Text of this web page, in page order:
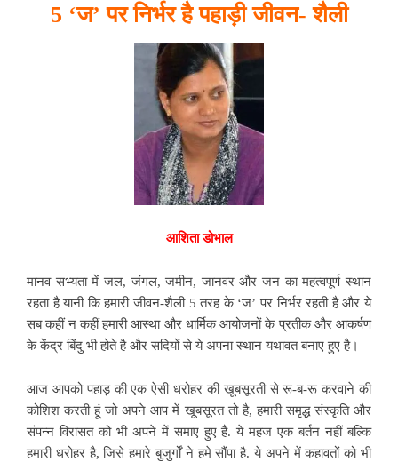
5 ‘ज’ पर निर्भर है पहाड़ी जीवन- शैली
आशिता डोभाल
मानव सभ्यता में जल, जंगल, जमीन, जानवर और जन का महत्वपूर्ण स्थान
रहता है यानी कि हमारी जीवन-शैली 5 तरह के ‘ज’ पर निर्भर रहती है और ये
सब कहीं न कहीं हमारी आस्था और धार्मिक आयोजनों के प्रतीक और आकर्षण
के केंद्र बिंदु भी होते है और सदियों से ये अपना स्थान यथावत बनाए हुए है।
आज आपको पहाड़ की एक ऐसी धरोहर की खूबसूरती से रू-ब-रू करवाने की
कोशिश करती हूं जो अपने आप में खूबसूरत तो है, हमारी समृद्ध संस्कृति और
संपन्न विरासत को भी अपने में समाए हुए है. ये महज एक बर्तन नहीं बल्कि
हमारी धरोहर है, जिसे हमारे बुजुर्गों ने हमे सौंपा है. ये अपने में कहावतों को भी